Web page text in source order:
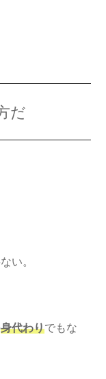
だ
い。
身代わりでもな